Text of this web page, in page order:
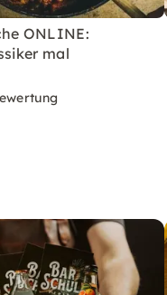
ONLINE:
mal